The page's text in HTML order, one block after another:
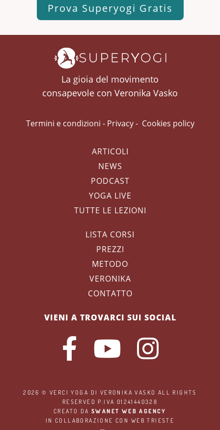
Prova Superyogi Gratis
La gioia del movimento
consapevole con Veronika Vasko
Termini e condizioni - Privacy- Cookies policy
ARTICOLI
NEWS
PODCAST
YOGA LIVE
TUTTE LE LEZIONI
LISTA CORSI
PREZZI
METODO
VERONIKA
CONTATTO
VIENI A TROVARCI SUI SOCIAL
2026 ©VERCI YOGA DI VERONIKA VASKO ALL RIGHTS
RESERVED P.IVA 01241440328
CREATO DASWANET WEB AGENCY
IN COLLABORAZIONE CON WEB TRIESTE